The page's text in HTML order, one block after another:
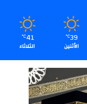
39
℃
الأثنين
41
℃
الثلاثاء